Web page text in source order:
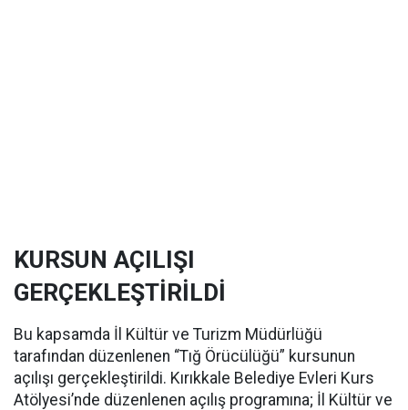
KURSUN AÇILIŞI
GERÇEKLEŞTİRİLDİ
Bu kapsamda İl Kültür ve Turizm Müdürlüğü
tarafından düzenlenen “Tığ Örücülüğü” kursunun
açılışı gerçekleştirildi. Kırıkkale Belediye Evleri Kurs
Atölyesi’nde düzenlenen açılış programına; İl Kültür ve